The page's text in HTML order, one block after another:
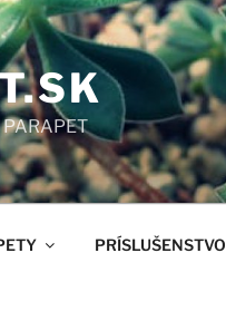
PRÍSLUŠENSTVO